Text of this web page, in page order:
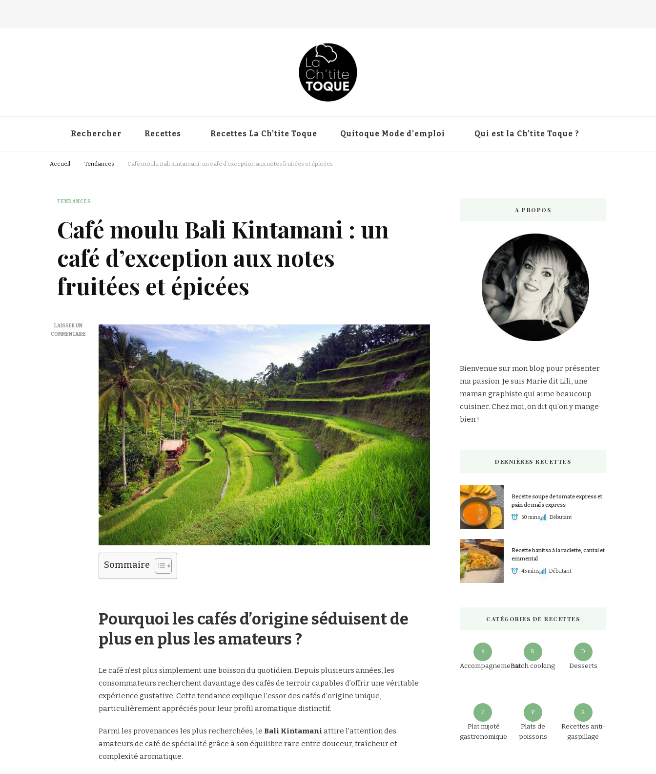
Rechercher Recettes Recettes La Ch’tite Toque Quitoque Mode d’emploi Qui est la Ch’tite Toque ?
Accueil Tendances Café moulu Bali Kintamani : un café d’exception aux notes fruitées et épicées
TENDANCES
Café moulu Bali Kintamani : un
café d’exception aux notes
fruitées et épicées
LAISSER UN
COMMENTAIRESUR
MOULU
KINTAMANI
D’EXCEPTION
NOTES
FRUITÉES
ÉPICÉES
Sommaire
Pourquoi les cafés d’origine séduisent de
plus en plus les amateurs ?
Le café n’est plus simplement une boisson du quotidien. Depuis plusieurs années, les
consommateurs recherchent davantage des cafés de terroir capables d’offrir une véritable
expérience gustative. Cette tendance explique l’essor des cafés d’origine unique,
particulièrement appréciés pour leur profil aromatique distinctif.
Parmi les provenances les plus recherchées, le Bali Kintamani attire l’attention des
amateurs de café de spécialité grâce à son équilibre rare entre douceur, fraîcheur et
complexité aromatique.
A PROPOS
Bienvenue sur mon blog pour présenter
ma passion. Je suis Marie dit Lili, une
maman graphiste qui aime beaucoup
cuisiner. Chez moi, on dit qu'on y mange
bien !
DERNIÈRES RECETTES
Recette soupe de tomate express et
pain de maïs express
50 mins
Débutant
Recette banitsa à la raclette, cantal et
emmental
45 mins
Débutant
CATÉGORIES DE RECETTES
A
Accompagnements
B
Batch cooking
D
Desserts
P
Plat mijoté
gastronomique
P
Plats de
poissons
R
Recettes anti-
gaspillage